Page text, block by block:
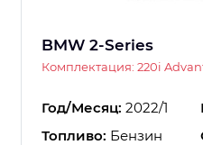
BMW 2-Series
Комплектация: 220i
Год/Месяц: 2022/1
Топливо: Бензин